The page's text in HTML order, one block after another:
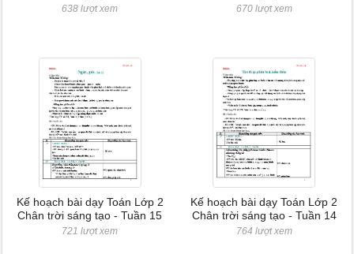
638 lượt xem 670 lượt xem
Kế hoạch bài dạy Toán Lớp 2
Chân trời sáng tạo - Tuần 15
721 lượt xem
Kế hoạch bài dạy Toán Lớp 2
Chân trời sáng tạo - Tuần 14
764 lượt xem